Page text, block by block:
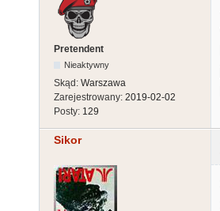
Pretendent
Nieaktywny
Skąd: Warszawa
Zarejestrowany: 2019-02-02
Posty: 129
Sikor